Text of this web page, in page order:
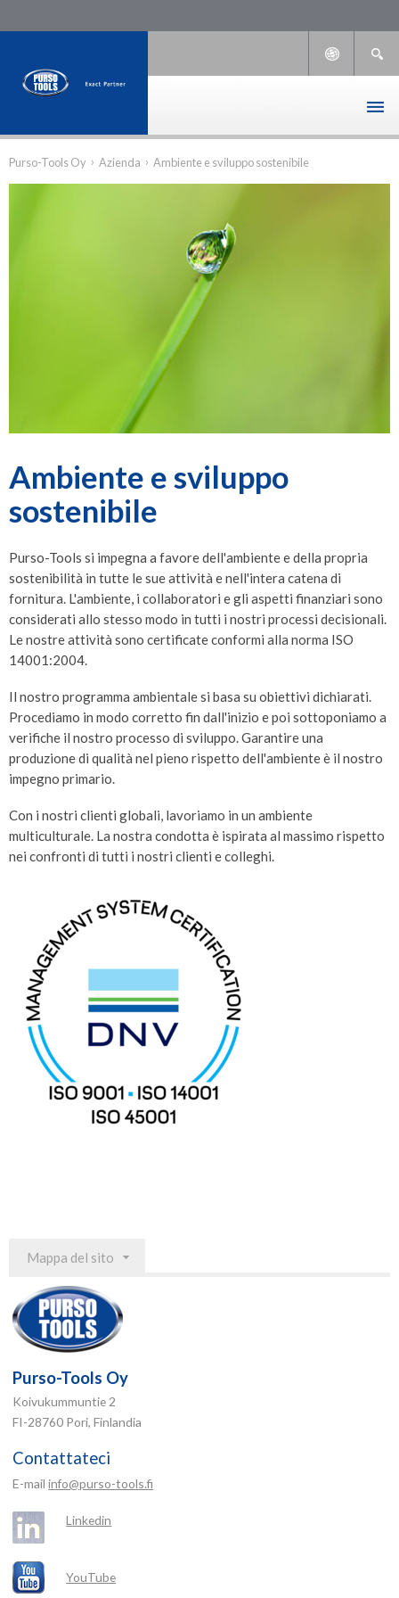
Purso-Tools Oy › Azienda › Ambiente e sviluppo sostenibile
Ambiente e sviluppo
sostenibile
Purso-Tools si impegna a favore dell'ambiente e della propria
sostenibilità in tutte le sue attività e nell'intera catena di
fornitura. L'ambiente, i collaboratori e gli aspetti finanziari sono
considerati allo stesso modo in tutti i nostri processi decisionali.
Le nostre attività sono certificate conformi alla norma ISO
14001:2004.
Il nostro programma ambientale si basa su obiettivi dichiarati.
Procediamo in modo corretto fin dall'inizio e poi sottoponiamo a
verifiche il nostro processo di sviluppo. Garantire una
produzione di qualità nel pieno rispetto dell'ambiente è il nostro
impegno primario.
Con i nostri clienti globali, lavoriamo in un ambiente
multiculturale. La nostra condotta è ispirata al massimo rispetto
nei confronti di tutti i nostri clienti e colleghi.
Mappa del sito
Purso-Tools Oy
Koivukummuntie 2
FI-28760 Pori, Finlandia
Contattateci
E-mailinfo@purso-tools.fi
Linkedin
YouTube